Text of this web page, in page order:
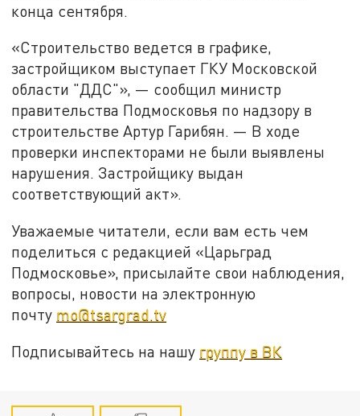
конца сентября.
«Строительство ведется в графике,
застройщиком выступает ГКУ Московской
области "ДДС"», — сообщил министр
правительства Подмосковья по надзору в
строительстве Артур Гарибян. — В ходе
проверки инспекторами не были выявлены
нарушения. Застройщику выдан
соответствующий акт».
Уважаемые читатели, если вам есть чем
поделиться с редакцией «Царьград
Подмосковье», присылайте свои наблюдения,
вопросы, новости на электронную
почту mo@tsargrad.tv
Подписывайтесь на нашу группу в ВК